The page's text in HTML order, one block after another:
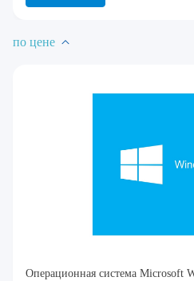
по цене
Операционная система Microsoft